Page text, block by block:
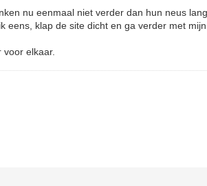
nu eenmaal niet verder dan hun neus
eens, klap de site dicht en ga verder met mijn
elkaar.